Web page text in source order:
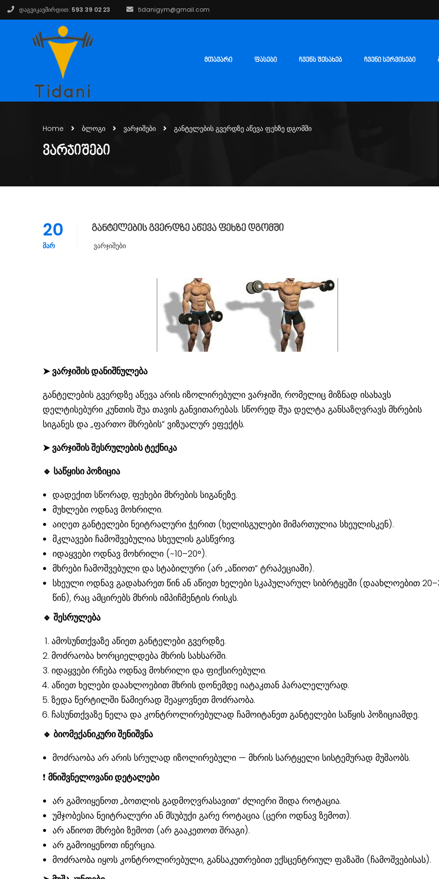
დაგვიკავშირდით: 593 39 02 23 tidanigym@gmail.com
ᲛᲗᲐᲕᲐᲠᲘ ᲤᲐᲡᲔᲑᲘ ᲩᲕᲔᲜᲡ ᲨᲔᲡᲐᲮᲔᲑ ᲩᲕᲔᲜᲘ ᲡᲔᲠᲕᲘᲡᲔᲑᲘ
Home ბლოგი ვარჯიშები განტელების გვერდზე აწევა ფეხზე დგომში
ᲕᲐᲠᲯᲘᲨᲔᲑᲘ
20
ᲛᲐᲠ
განტელების გვერდზე აწევა ფეხზე დგომში
Ვარჯიშები
➤ვარჯიშის დანიშნულება
განტელების გვერდზე აწევა არის იზოლირებული ვარჯიში, რომელიც მიზნად ისახავს
დელტისებური კუნთის შუა თავის განვითარებას. სწორედ შუა დელტა განსაზღვრავს მხრების
სიგანეს და „ფართო მხრების“ ვიზუალურ ეფექტს.
➤ვარჯიშის შესრულების ტექნიკა
🔹 საწყისი პოზიცია
დადექით სწორად, ფეხები მხრების სიგანეზე.
მუხლები ოდნავ მოხრილი.
აიღეთ განტელები ნეიტრალური ჭერით (ხელისგულები მიმართულია სხეულისკენ).
მკლავები ჩამოშვებულია სხეულის გასწვრივ.
იდაყვები ოდნავ მოხრილი (~10–20°).
მხრები ჩამოშვებული და სტაბილური (არ „აწიოთ“ ტრაპეციაში).
სხეული ოდნავ გადახარეთ წინ ან აწიეთ ხელები სკაპულარულ სიბრტყეში (დაახლოებით
წინ), რაც ამცირებს მხრის იმპიჩმენტის რისკს.
🔹 შესრულება
ამოსუნთქვაზე აწიეთ განტელები გვერდზე.
მოძრაობა ხორციელდება მხრის სახსარში.
იდაყვები რჩება ოდნავ მოხრილი და ფიქსირებული.
აწიეთ ხელები დაახლოებით მხრის დონემდე იატაკთან პარალელურად.
ზედა წერტილში წამიერად შეაყოვნეთ მოძრაობა.
ჩასუნთქვაზე ნელა და კონტროლირებულად ჩამოიტანეთ განტელები საწყის პოზიციამდე.
🔹 ბიომექანიკური შენიშვნა
მოძრაობა არ არის სრულად იზოლირებული — მხრის სარტყელი სისტემურად მუშაობს.
❗ მნიშვნელოვანი დეტალები
არ გამოიყენოთ „ბოთლის გადმოღვრასავით“ ძლიერი შიდა როტაცია.
უმჯობესია ნეიტრალური ან მსუბუქი გარე როტაცია (ცერი ოდნავ ზემოთ).
არ აწიოთ მხრები ზემოთ (არ გააკეთოთ შრაგი).
არ გამოიყენოთ ინერცია.
მოძრაობა იყოს კონტროლირებული, განსაკუთრებით ექსცენტრიულ ფაზაში (ჩამოშვებისას).